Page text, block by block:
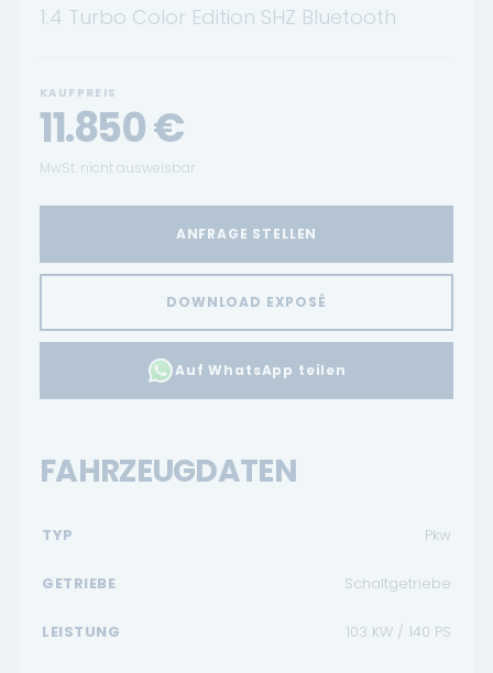
Qualitätsversprechen
Karriere
KONTAKT
1.4 Turbo Color Edition SHZ Bluetooth
KAUFPREIS
11.850€
MwSt. nicht ausweisbar
ANFRAGE STELLEN
DOWNLOAD EXPOSÉ
Auf WhatsApp teilen
FAHRZEUGDATEN
TYP Pkw
GETRIEBE Schaltgetriebe
LEISTUNG 103 KW / 140 PS